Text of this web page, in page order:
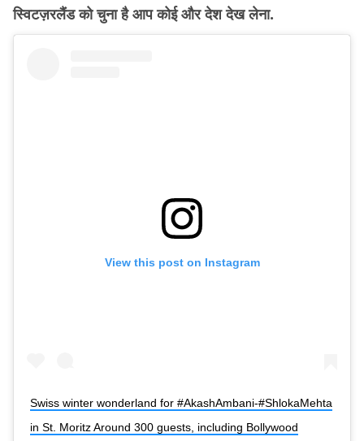
स्विटज़रलैंड को चुना है आप कोई और देश देख लेना.
View this post on Instagram
Swiss winter wonderland for #AkashAmbani-#ShlokaMehta
in St. Moritz Around 300 guests, including Bollywood